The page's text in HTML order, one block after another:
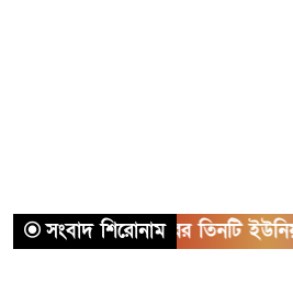
সংবাদ শিরোনাম
সাভারের তিনটি ইউনিয়ন